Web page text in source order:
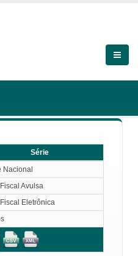
Série
Série
Nacional
Avulsa
Eletrônica